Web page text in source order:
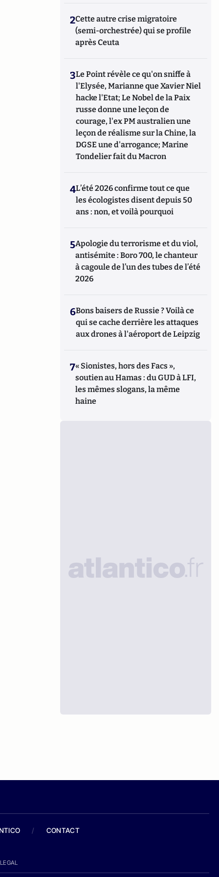
2Cette autre crise migratoire
(semi-orchestrée) qui se profile
après Ceuta
3Le Point révèle ce qu'on sniffe à
l'Elysée, Marianne que Xavier Niel
hacke l'Etat; Le Nobel de la Paix
russe donne une leçon de
courage, l'ex PM australien une
leçon de réalisme sur la Chine, la
DGSE une d'arrogance; Marine
Tondelier fait du Macron
4L’été 2026 confirme tout ce que
les écologistes disent depuis 50
ans : non, et voilà pourquoi
5Apologie du terrorisme et du viol,
antisémite : Boro 700, le chanteur
à cagoule de l’un des tubes de l’été
2026
6Bons baisers de Russie ? Voilà ce
qui se cache derrière les attaques
aux drones à l'aéroport de Leipzig
7« Sionistes, hors des Facs »,
soutien au Hamas : du GUD à LFI,
les mêmes slogans, la même
haine
/ CONTACT
LEGAL